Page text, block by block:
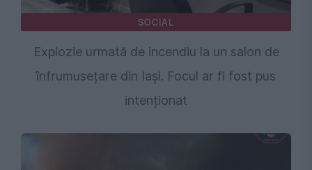
SOCIAL
Explozie urmată de incendiu la un salon de
înfrumusețare din Iași. Focul ar fi fost pus
intenționat